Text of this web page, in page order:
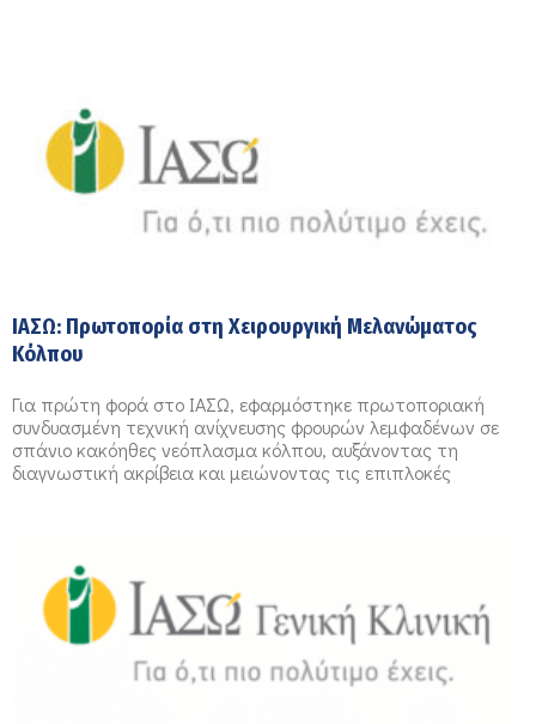
ΙΑΣΩ: Πρωτοπορία στη Χειρουργική Μελανώματος
Κόλπου
Για πρώτη φορά στο ΙΑΣΩ, εφαρμόστηκε πρωτοποριακή
συνδυασμένη τεχνική ανίχνευσης φρουρών λεμφαδένων σε
σπάνιο κακόηθες νεόπλασμα κόλπου, αυξάνοντας τη
διαγνωστική ακρίβεια και μειώνοντας τις επιπλοκές